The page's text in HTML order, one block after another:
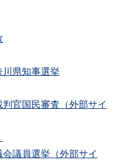
県知事選挙
官国民審査（外部サイ
議員選挙（外部サイ